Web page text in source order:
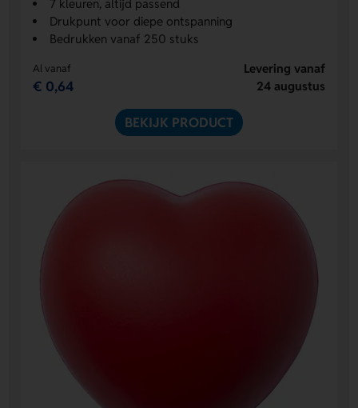
7 kleuren, altijd passend
Drukpunt voor diepe ontspanning
Bedrukken vanaf 250 stuks
Al vanaf
€ 0,64
Levering vanaf
24 augustus
BEKIJK PRODUCT